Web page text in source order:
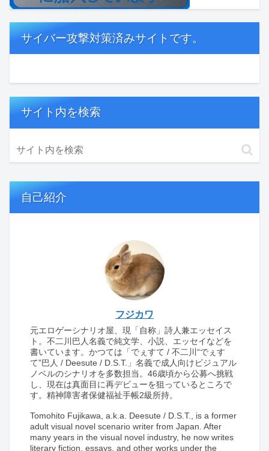
サイバー攻撃対策済みサイトです。
サイト内を検索
自己紹介
フジカワ
元エロゲーシナリオ屋、現「自称」詩人兼エッセイス
ト。不二川巴人名義で純文学、小説、エッセイなどを
書いています。かつては「でぇすて / 不二川“でぇす
て”巴人 / Deesute / D.S.T.」名義で成人向けビジュアル
ノベルのシナリオを多数担当。46歳頃から公募へ挑戦
し、現在は真面目に再デビューを狙っているところで
す。精神障害者保健福祉手帳2級所持。
Tomohito Fujikawa, a.k.a. Deesute / D.S.T., is a former
adult visual novel scenario writer from Japan. After
many years in the visual novel industry, he now writes
literary fiction, essays, and other works under the